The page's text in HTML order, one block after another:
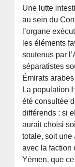
Une lutte
au sein du
l’organe
les éléments
soutenus par
séparatistes
Émirats
La population
été consultée
différends : si
aurait choisi
totale, soit
avec la faction
Yémen, que